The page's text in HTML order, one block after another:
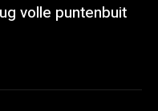
volle puntenbuit